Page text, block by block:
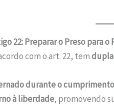
22: Preparar o Preso para
com o art. 22, tem
durante o
à liberdade, promovendo